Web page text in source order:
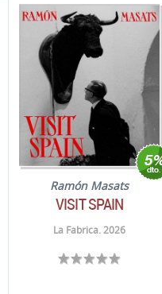
Ramón Masats
VISIT SPAIN
La Fabrica. 2026